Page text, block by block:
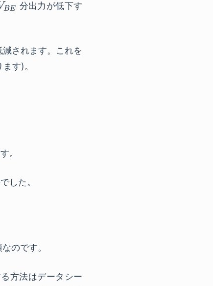
分出力が低下す
されます。これを
す)。
。
した。
のです。
方法はデータシー